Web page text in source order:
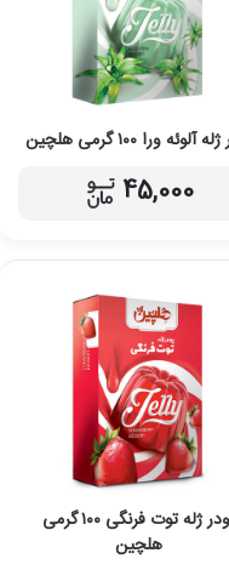
ورا ۱۰۰ گرمی هلچین
45,000
پودر ژله توت فرنگی ۱۰۰ گرمی
هلچین